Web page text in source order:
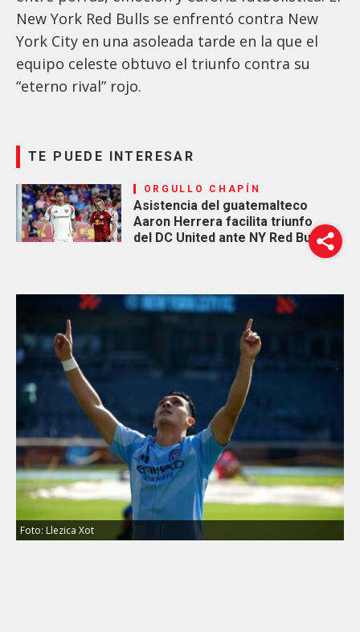
New York Red Bulls se enfrentó contra New
York City en una asoleada tarde en la que el
equipo celeste obtuvo el triunfo contra su
“eterno rival” rojo.
TE PUEDE INTERESAR
ORGULLO CHAPÍN
Asistencia del guatemalteco
Aaron Herrera facilita triunfo
del DC United ante NY Red Bulls
Foto: Llezica Xot